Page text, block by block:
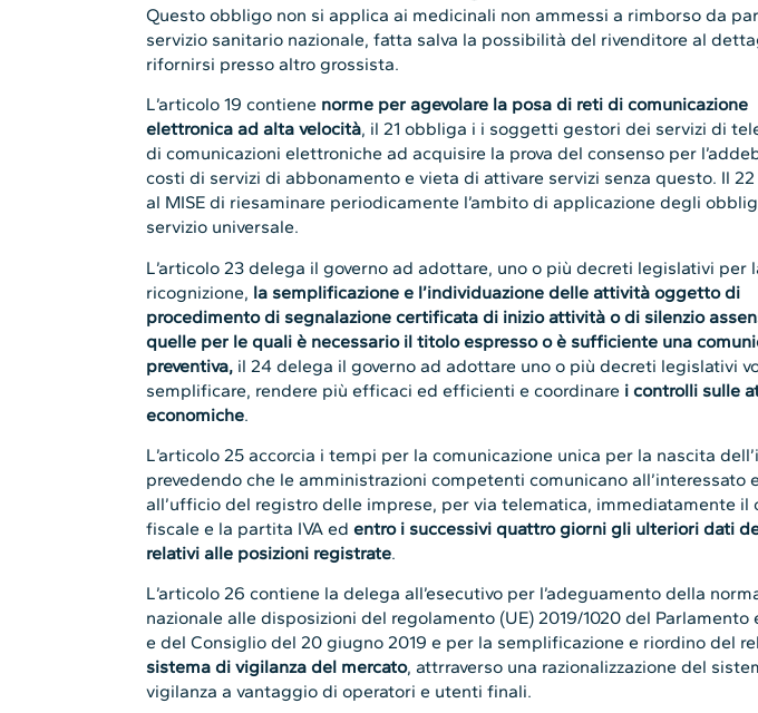
Questo obbligo non si applica ai medicinali non ammessi a rimborso da
servizio sanitario nazionale, fatta salva la possibilità del rivenditore al
rifornirsi presso altro grossista.
L’articolo 19 contiene norme per agevolare la posa di reti di comunicazione
elettronica ad alta velocità, il 21 obbliga i i soggetti gestori dei servizi di
di comunicazioni elettroniche ad acquisire la prova del consenso per
costi di servizi di abbonamento e vieta di attivare servizi senza questo. Il
al MISE di riesaminare periodicamente l’ambito di applicazione degli
servizio universale.
L’articolo 23 delega il governo ad adottare, uno o più decreti legislativi per
ricognizione, la semplificazione e l’individuazione delle attività oggetto di
procedimento di segnalazione certificata di inizio attività o di silenzio
quelle per le quali è necessario il titolo espresso o è sufficiente una
preventiva, il 24 delega il governo ad adottare uno o più decreti legislativi
semplificare, rendere più efficaci ed efficienti e coordinare i controlli sulle
economiche.
L’articolo 25 accorcia i tempi per la comunicazione unica per la nascita
prevedendo che le amministrazioni competenti comunicano all’interessato e
all’ufficio del registro delle imprese, per via telematica, immediatamente il
fiscale e la partita IVA edentro i successivi quattro giorni gli ulteriori dati
relativi alle posizioni registrate.
L’articolo 26 contiene la delega all’esecutivo per l’adeguamento della
nazionale alle disposizioni del regolamento (UE) 2019/1020 del Parlamento
e del Consiglio del 20 giugno 2019 e per la semplificazione e riordino del
sistema di vigilanza del mercato, attrraverso una razionalizzazione del
vigilanza a vantaggio di operatori e utenti finali.